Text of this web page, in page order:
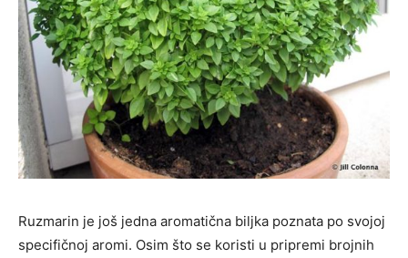
Ruzmarin je još jedna aromatična biljka poznata po svojoj
specifičnoj aromi. Osim što se koristi u pripremi brojnih